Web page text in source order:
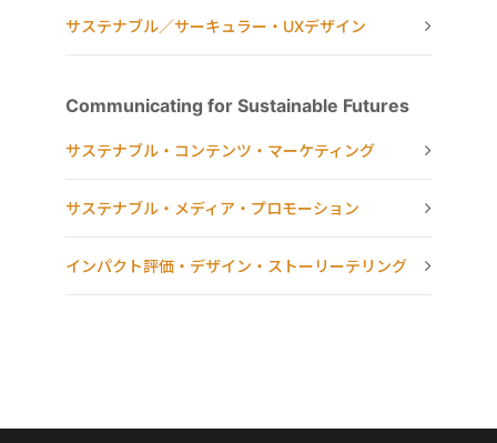
サステナブル／サーキュラー・UXデザイン
Communicating for Sustainable Futures
サステナブル・コンテンツ・マーケティング
サステナブル・メディア・プロモーション
インパクト評価・デザイン・ストーリーテリング